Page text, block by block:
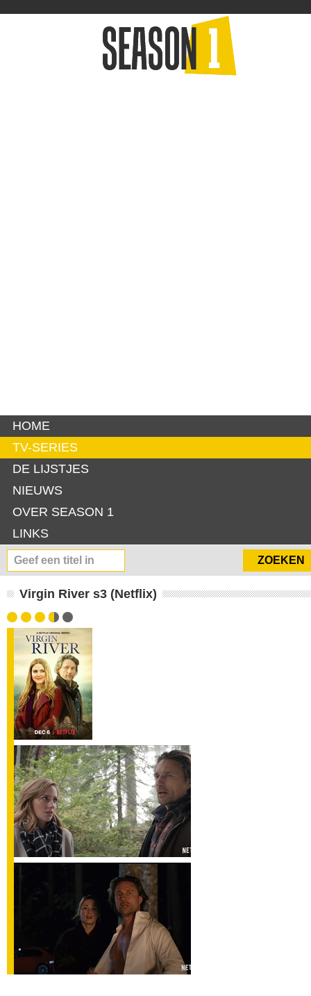
HOME
TV-SERIES
DE LIJSTJES
NIEUWS
OVER SEASON 1
LINKS
Virgin River s3 (Netflix)